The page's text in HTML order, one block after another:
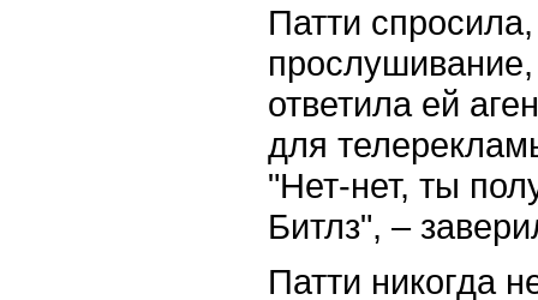
Патти
ответила ей
для
"Нет-нет, ты
Битлз", –
Патти никогда